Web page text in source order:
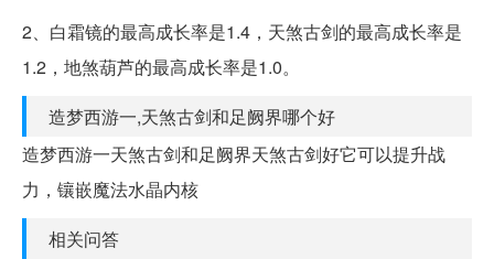
2、白霜镜的最高成长率是1.4，天煞古剑的最高成长率是
1.2，地煞葫芦的最高成长率是1.0。
造梦西游一,天煞古剑和足阙界哪个好
造梦西游一天煞古剑和足阙界天煞古剑好它可以提升战
力，镶嵌魔法水晶内核
相关问答